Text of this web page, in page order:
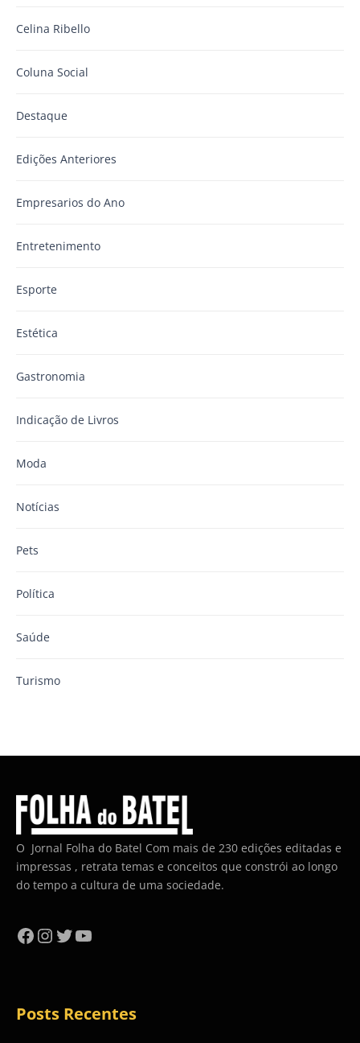
Celina Ribello
Coluna Social
Destaque
Edições Anteriores
Empresarios do Ano
Entretenimento
Esporte
Estética
Gastronomia
Indicação de Livros
Moda
Notícias
Pets
Política
Saúde
Turismo
O Jornal Folha do Batel Com mais de 230 edições editadas e
impressas , retrata temas e conceitos que constrói ao longo
do tempo a cultura de uma sociedade.
Facebook
Instagram
Twitter
YouTube
Posts Recentes